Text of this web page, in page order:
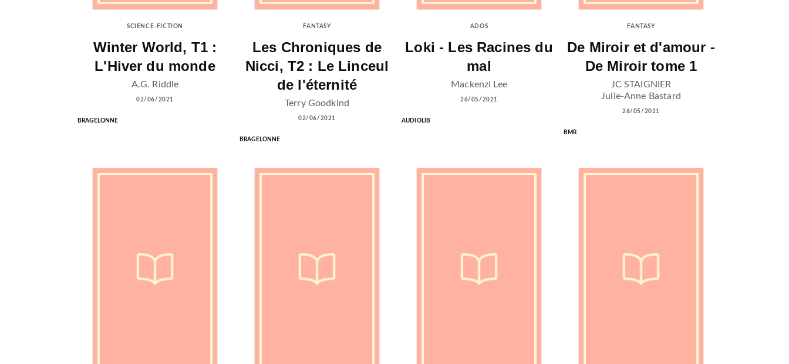
SCIENCE-FICTION
Winter World, T1 :
L'Hiver du monde
A.G. Riddle
02/06/2021
BRAGELONNE
FANTASY
Les Chroniques de
Nicci, T2 : Le Linceul
de l'éternité
Terry Goodkind
02/06/2021
BRAGELONNE
ADOS
Loki - Les Racines du
mal
Mackenzi Lee
26/05/2021
AUDIOLIB
FANTASY
De Miroir et d'amour -
De Miroir tome 1
JC STAIGNIER
Julie-Anne Bastard
26/05/2021
BMR